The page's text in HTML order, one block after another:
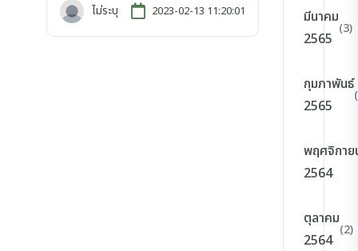
ไม่ระบุ 2023-02-13 11:20:01
มีนาคม
2565
(3)
กุมภาพันธ์
2565
พฤศจิกาย
2564
ตุลาคม
2564
(2)